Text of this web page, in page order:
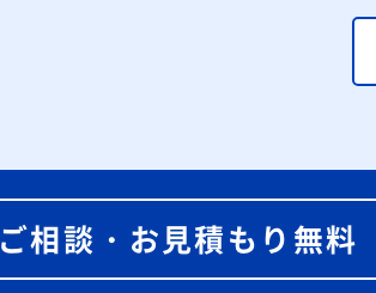
ご相談・お見積もり無料